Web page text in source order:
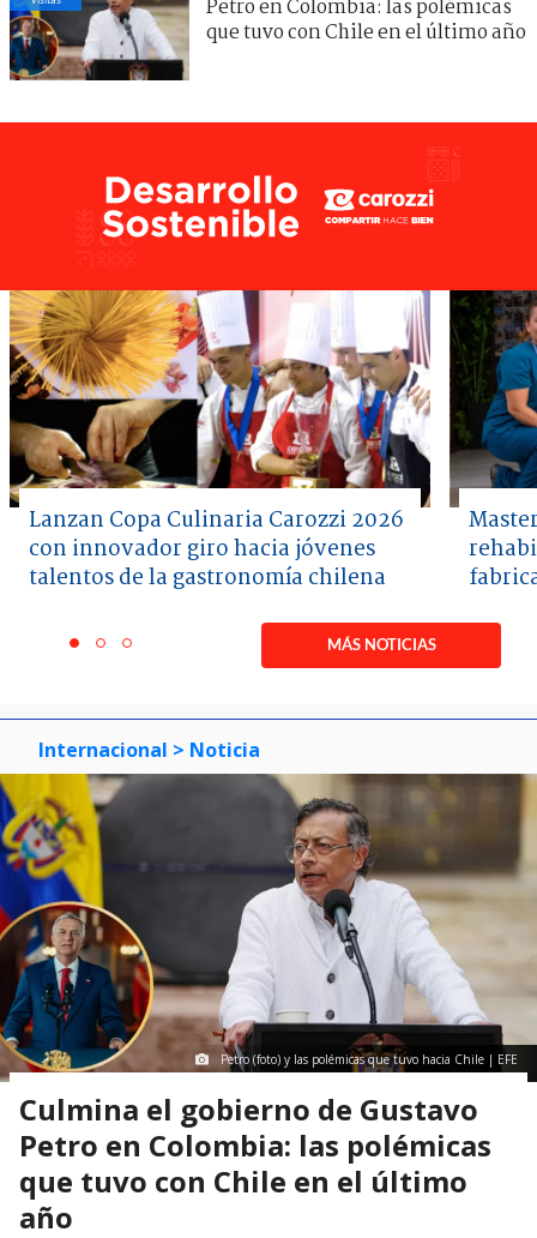
Petro en Colombia: las polémicas
que tuvo con Chile en el último año
Lanzan Copa Culinaria Carozzi 2026
con innovador giro hacia jóvenes
talentos de la gastronomía chilena
itemitemitem
MÁS NOTICIAS
Internacional > Noticia
Petro (foto) y las polémicas que tuvo hacia Chile | EFE
Culmina el gobierno de Gustavo
Petro en Colombia: las polémicas
que tuvo con Chile en el último
año